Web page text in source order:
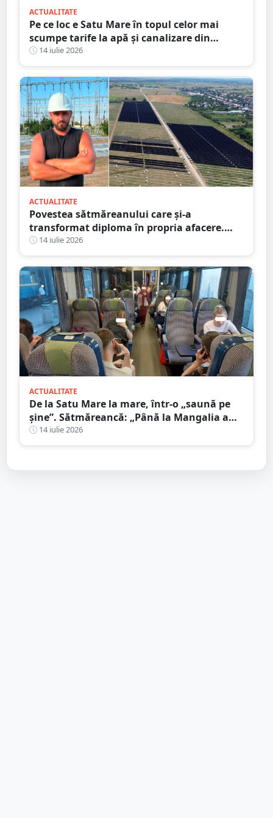
ACTUALITATE
Pe ce loc e Satu Mare în topul celor mai
scumpe tarife la apă și canalizare din
România
14 iulie 2026
ACTUALITATE
Povestea sătmăreanului care și-a
transformat diploma în propria afacere.
Parc solar de 460 de milioane de euro,
protejat cu proiectul său
14 iulie 2026
ACTUALITATE
De la Satu Mare la mare, într-o „saună pe
șine”. Sătmăreancă: „Până la Mangalia a
fost un calvar”
14 iulie 2026